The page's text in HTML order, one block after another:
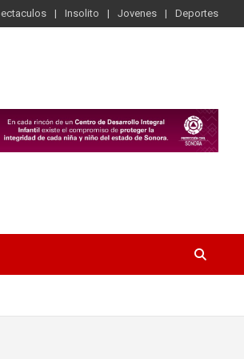
Insolito Jovenes Deportes